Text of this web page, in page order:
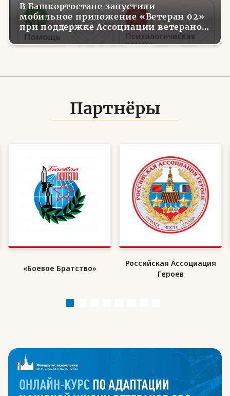
В Башкортостане запустили
мобильное приложение «Ветеран 02»
при поддержке Ассоциации ветеранов
СВО
Партнёры
«Боевое Братство»
Российская Ассоциация
Героев